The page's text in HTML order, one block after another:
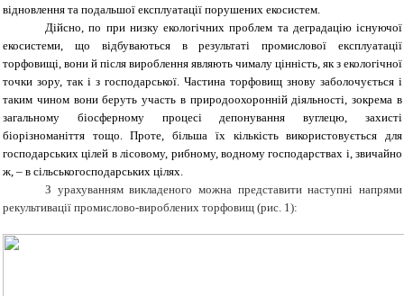
відновлення та подальшої експлуатації порушених екосистем.
Дійсно, по при низку екологічних проблем та деградацію існуючої
екосистеми, що відбуваються в результаті промислової експлуатації
торфовищі, вони й після вироблення являють чималу цінність, як з екологічної
точки зору, так і з господарської. Частина торфовищ знову заболочується і
таким чином вони беруть участь в природоохоронній діяльності, зокрема в
загальному біосферному процесі депонування вуглецю, захисті
біорізноманіття тощо. Проте, більша їх кількість використовується для
господарських цілей в лісовому, рибному, водному господарствах і, звичайно
ж, – в сільськогосподарських цілях.
З урахуванням викладеного можна представити наступні напрями
рекультивації промислово-вироблених торфовищ (рис. 1):